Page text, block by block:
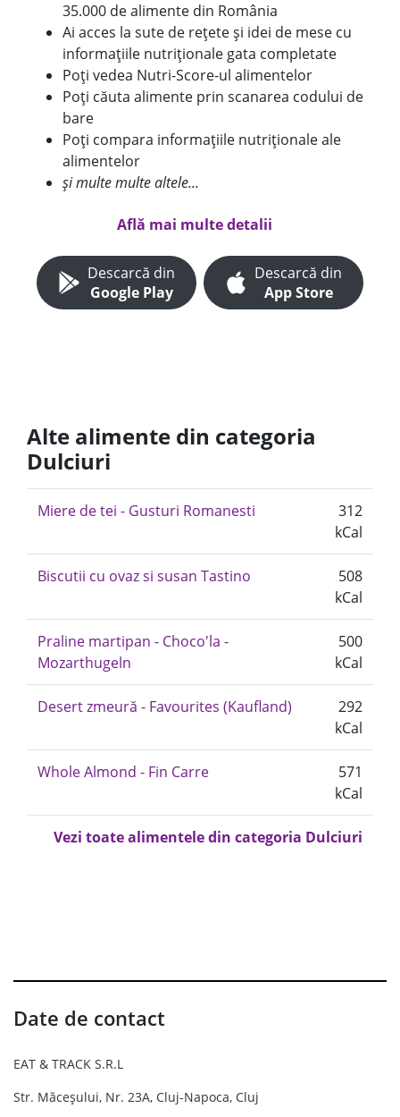
35.000 de alimente din România
Ai acces la sute de rețete și idei de mese cu
informațiile nutriționale gata completate
Poți vedea Nutri-Score-ul alimentelor
Poți căuta alimente prin scanarea codului de
bare
Poți compara informațiile nutriționale ale
alimentelor
și multe multe altele...
Află mai multe detalii
Descarcă din
Google Play
Descarcă din
App Store
Alte alimente din categoria
Dulciuri
Miere de tei - Gusturi Romanesti
312
kCal
Biscutii cu ovaz si susan Tastino
508
kCal
Praline martipan - Choco'la -
Mozarthugeln
500
kCal
Desert zmeură - Favourites (Kaufland)
292
kCal
Whole Almond - Fin Carre
571
kCal
Vezi toate alimentele din categoria Dulciuri
Date de contact
EAT & TRACK S.R.L
Str. Măceșului, Nr. 23A, Cluj-Napoca, Cluj